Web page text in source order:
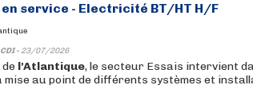
service - Electricité BT/HT H/F
CDI - 23/07/2026
de l'Atlantique, le secteur Essais intervient
mise au point de différents systèmes et